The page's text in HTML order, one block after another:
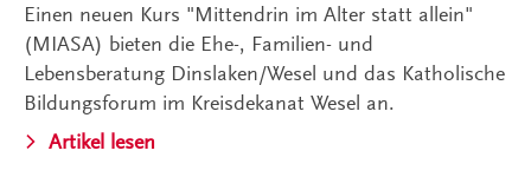
Einen neuen Kurs "Mittendrin im Alter statt allein"
(MIASA) bieten die Ehe-, Familien- und
Lebensberatung Dinslaken/Wesel und das Katholische
Bildungsforum im Kreisdekanat Wesel an.
Artikel lesen